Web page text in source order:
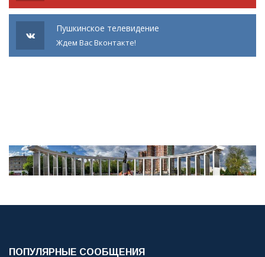
Пушкинское телевидение
Ждем Вас Вконтакте!
ПОПУЛЯРНЫЕ СООБЩЕНИЯ